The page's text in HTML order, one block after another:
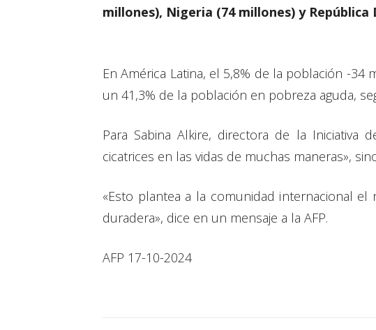
millones), Nigeria (74 millones) y
En América Latina, el 5,8% de la población -
un 41,3% de la población en pobreza aguda,
Para Sabina Alkire, directora de la
cicatrices en las vidas de muchas maneras»,
«Esto plantea a la comunidad internacional
duradera», dice en un mensaje a la AFP.
AFP 17-10-2024